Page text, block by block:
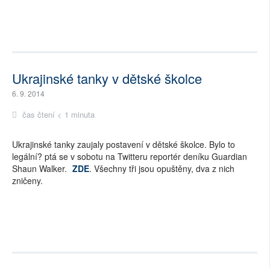
Ukrajinské tanky v dětské školce
6. 9. 2014
čas čtení < 1 minuta
Ukrajinské tanky zaujaly postavení v dětské školce. Bylo to
legální? ptá se v sobotu na Twitteru reportér deníku Guardian
Shaun Walker. ZDE. Všechny tři jsou opuštěny, dva z nich
zničeny.